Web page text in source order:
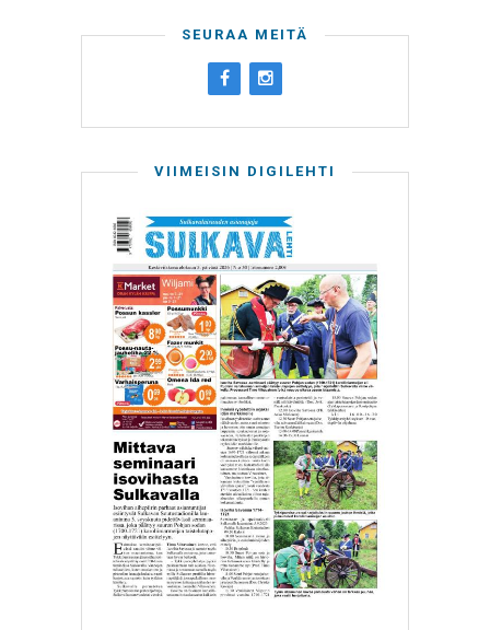
SEURAA MEITÄ
VIIMEISIN DIGILEHTI